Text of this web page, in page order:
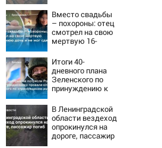
точность
попаданий по
объектам ВСУ
Вместо свадьбы
– похороны: отец
смотрел на свою
мертвую 16-
мог сдержать
слезы
Итоги 40-
дневного плана
Зеленского по
принуждению к
ответила Россия,
полный разбор
провала операции
Украины от
военкора Коца
В Ленинградской
области вездеход
опрокинулся на
дороге, пассажир